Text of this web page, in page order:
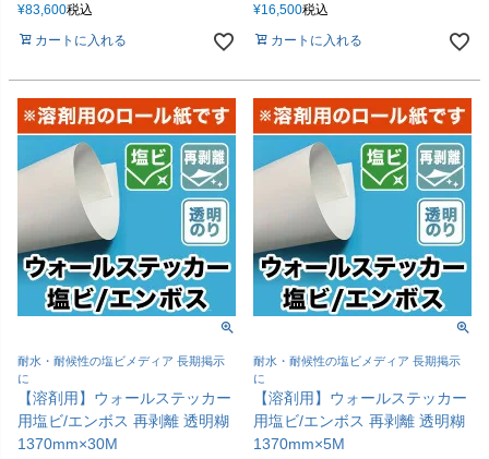
¥83,600税込
カートに入れる
¥16,500税込
カートに入れる
耐水・耐候性の塩ビメディア 長期掲示
に
【溶剤用】ウォールステッカー
用塩ビ/エンボス 再剥離 透明糊
1370mm×30M
耐水・耐候性の塩ビメディア 長期掲示
に
【溶剤用】ウォールステッカー
用塩ビ/エンボス 再剥離 透明糊
1370mm×5M